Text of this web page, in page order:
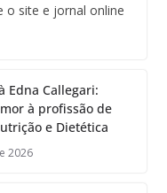
o site e jornal online
Edna Callegari:
à profissão de
e Dietética
2026